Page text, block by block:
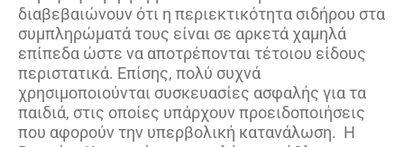
διαβεβαιώνουν ότι η περιεκτικότητα σιδήρου στα
συμπληρώματά τους είναι σε αρκετά χαμηλά
επίπεδα ώστε να αποτρέπονται τέτοιου είδους
περιστατικά. Επίσης, πολύ συχνά
χρησιμοποιούνται συσκευασίες ασφαλής για τα
παιδιά, στις οποίες υπάρχουν προειδοποιήσεις
που αφορούν την υπερβολική κατανάλωση. Η